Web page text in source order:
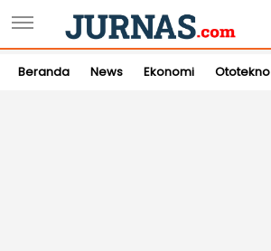
Beranda News Ekonomi Ototekno